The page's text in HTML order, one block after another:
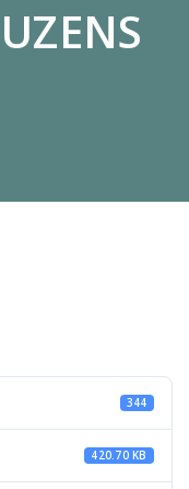
344
420.70 KB